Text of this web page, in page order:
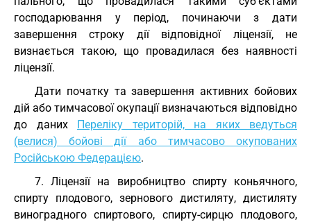
господарювання у період, починаючи з дати
завершення строку дії відповідної ліцензії, не
визнається такою, що провадилася без наявності
ліцензії.
Дати початку та завершення активних бойових
дій або тимчасової окупації визначаються відповідно
до даних Переліку територій, на яких ведуться
(велися) бойові дії або тимчасово окупованих
Російською Федерацією.
7. Ліцензії на виробництво спирту коньячного,
спирту плодового, зернового дистиляту, дистиляту
виноградного спиртового, спирту-сирцю плодового,